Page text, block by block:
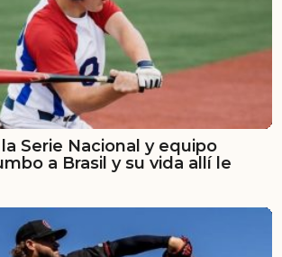
Serie Nacional y equipo
a Brasil y su vida allí le